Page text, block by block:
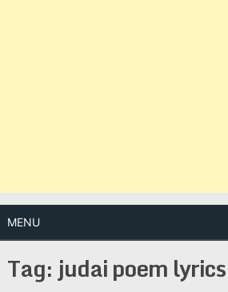
MENU
Tag: judai poem